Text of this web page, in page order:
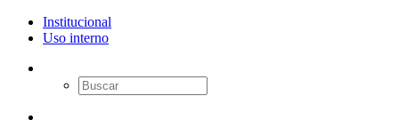
Institucional
Uso interno